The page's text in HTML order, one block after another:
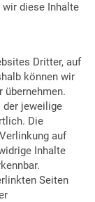
wir diese Inhalte
Dritter, auf
können wir
übernehmen.
der jeweilige
Die
auf
Inhalte
Seiten